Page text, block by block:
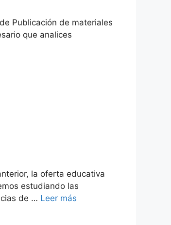
Publicación de materiales
que analices
la oferta educativa
estudiando las
de … Leer más